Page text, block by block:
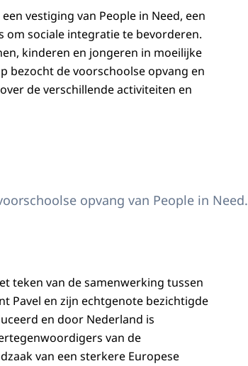
vestiging van People in Need, een
om sociale integratie te bevorderen.
kinderen en jongeren in moeilijke
bezocht de voorschoolse opvang en
de verschillende activiteiten en
opvang van People in Need.
teken van de samenwerking tussen
Pavel en zijn echtgenote bezichtigde
en door Nederland is
van de
van een sterkere Europese